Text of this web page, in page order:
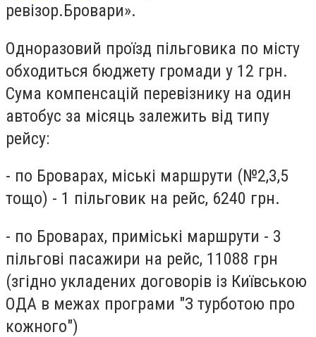
ревізор.Бровари».
Одноразовий проїзд пільговика по місту
обходиться бюджету громади у 12 грн.
Сума компенсацій перевізнику на один
автобус за місяць залежить від типу
рейсу:
- по Броварах, міські маршрути (№2,3,5
тощо) - 1 пільговик на рейс, 6240 грн.
- по Броварах, приміські маршрути - 3
пільгові пасажири на рейс, 11088 грн
(згідно укладених договорів із Київською
ОДА в межах програми "З турботою про
кожного")